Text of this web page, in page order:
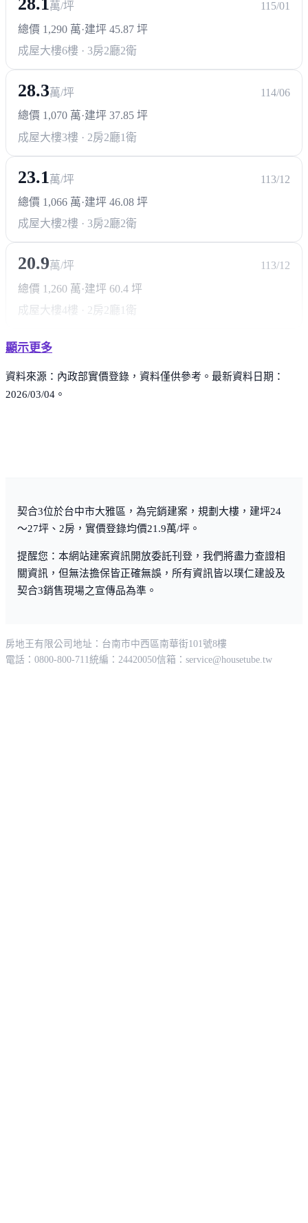
萬/坪
115/01
總價 1,290 萬·建坪 45.87 坪
成屋大樓6樓 · 3房2廳2衛
28.3萬/坪
114/06
總價 1,070 萬·建坪 37.85 坪
成屋大樓3樓 · 2房2廳1衛
23.1萬/坪
113/12
總價 1,066 萬·建坪 46.08 坪
成屋大樓2樓 · 3房2廳2衛
20.9萬/坪
113/12
總價 1,260 萬 ·建坪 60.4 坪
成屋大樓4樓 · 2房2廳1衛
顯示更多
資料來源：內政部實價登錄，資料僅供參考。最新資料日期：
2026/03/04。
契合3位於台中市大雅區，為完銷建案，規劃大樓，建坪24
～27坪、2房，實價登錄均價21.9萬/坪。
提醒您：本網站建案資訊開放委託刊登，我們將盡力查證相
關資訊，但無法擔保皆正確無誤，所有資訊皆以璞仁建設及
契合3銷售現場之宣傳品為準。
房地王有限公司 地址：台南市中西區南華街101號8樓
電話：0800-800-711統編：24420050信箱： service@housetube.tw